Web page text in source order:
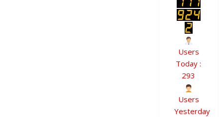
Users
Today :
293
Users
Yesterday